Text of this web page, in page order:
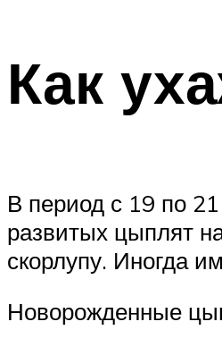
Как
В период с 19 по
развитых цыплят
скорлупу. Иногда
Новорожденные